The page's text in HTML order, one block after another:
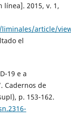
línea]. 2015, v. 1,
article/
el
19 e a
Cadernos de
p. 153-162.